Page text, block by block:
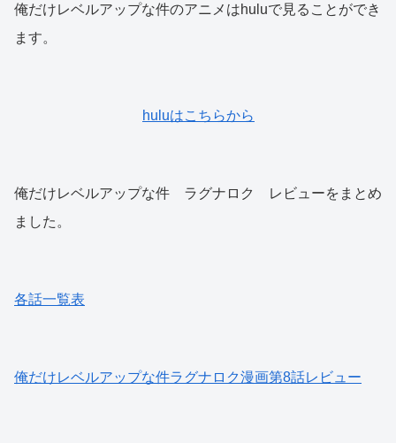
俺だけレベルアップな件のアニメはhuluで見ることができ
ます。
huluはこちらから
俺だけレベルアップな件 ラグナロク レビューをまとめ
ました。
各話一覧表
俺だけレベルアップな件ラグナロク漫画第8話レビュー